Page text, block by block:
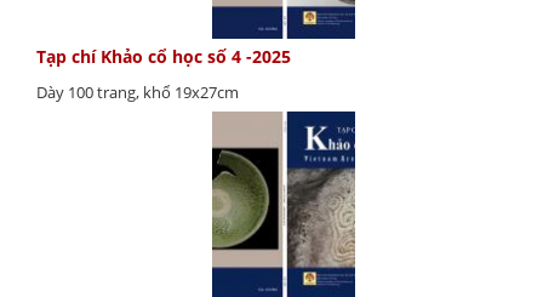
Tạp chí Khảo cổ học số 4 -2025
Dày 100 trang, khổ 19x27cm